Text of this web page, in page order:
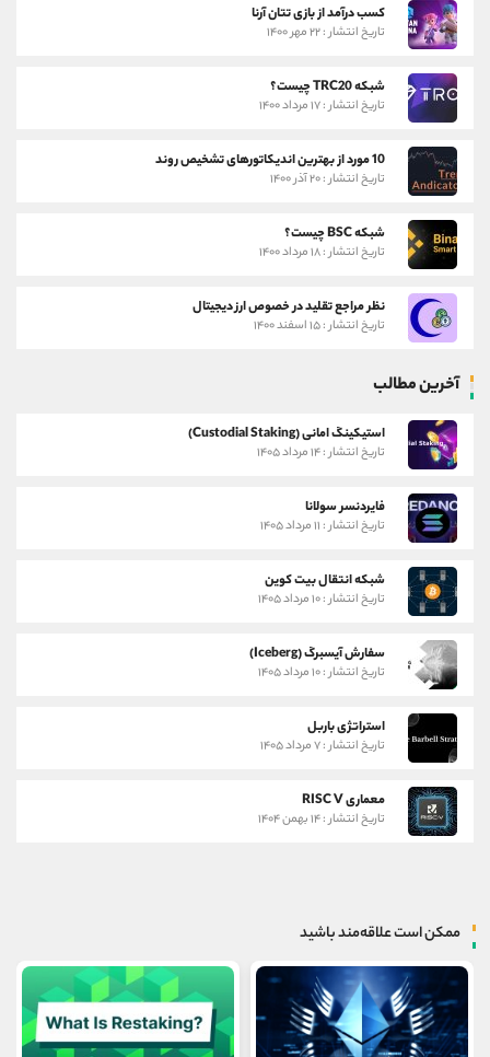
کسب درآمد از بازی تتان آرنا
تاریخ انتشار : ۲۲ مهر ۱۴۰۰
شبکه TRC20 چیست؟
تاریخ انتشار : ۱۷ مرداد ۱۴۰۰
10 مورد از بهترین اندیکاتورهای تشخیص روند
تاریخ انتشار : ۲۰ آذر ۱۴۰۰
شبکه BSC چیست؟
تاریخ انتشار : ۱۸ مرداد ۱۴۰۰
نظر مراجع تقلید در خصوص ارز دیجیتال
تاریخ انتشار : ۱۵ اسفند ۱۴۰۰
آخرین مطالب
استیکینگ امانی (Custodial Staking)
تاریخ انتشار : ۱۴ مرداد ۱۴۰۵
فایردنسر سولانا
تاریخ انتشار : ۱۱ مرداد ۱۴۰۵
شبکه انتقال بیت کوین
تاریخ انتشار : ۱۰ مرداد ۱۴۰۵
سفارش آیسبرگ (Iceberg)
تاریخ انتشار : ۱۰ مرداد ۱۴۰۵
استراتژی باربل
تاریخ انتشار : ۷ مرداد ۱۴۰۵
معماری RISC V
تاریخ انتشار : ۱۴ بهمن ۱۴۰۴
ممکن است علاقه‌مند باشید